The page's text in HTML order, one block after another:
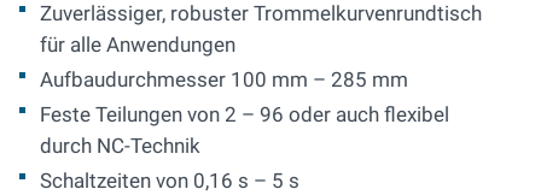
Zuverlässiger, robuster Trommelkurvenrundtisch
für alle Anwendungen
Aufbaudurchmesser 100 mm – 285 mm
Feste Teilungen von 2 – 96 oder auch flexibel
durch NC-Technik
Schaltzeiten von 0,16 s – 5 s